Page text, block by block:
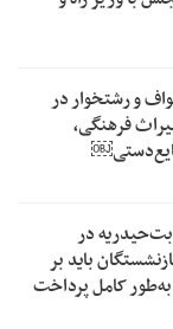
و رشتخوار در
فرهنگی،
در
باید بر
کامل پرداخت